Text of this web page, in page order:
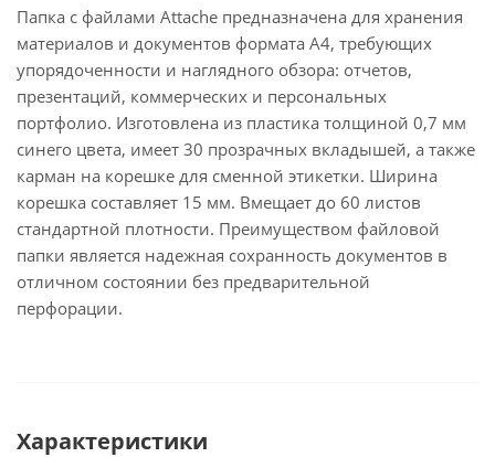
Папка с файлами Attache предназначена для хранения
материалов и документов формата А4, требующих
упорядоченности и наглядного обзора: отчетов,
презентаций, коммерческих и персональных
портфолио. Изготовлена из пластика толщиной 0,7 мм
синего цвета, имеет 30 прозрачных вкладышей, а также
карман на корешке для сменной этикетки. Ширина
корешка составляет 15 мм. Вмещает до 60 листов
стандартной плотности. Преимуществом файловой
папки является надежная сохранность документов в
отличном состоянии без предварительной
перфорации.
Характеристики